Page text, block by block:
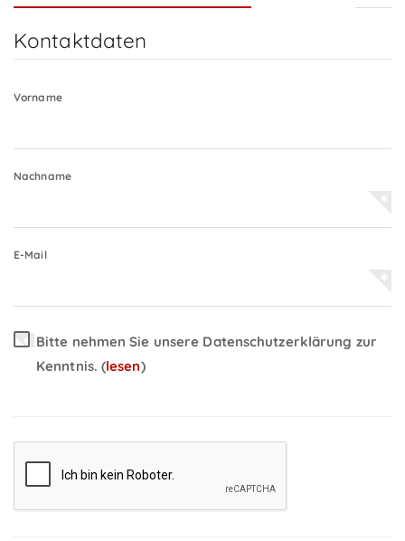
Kontaktdaten
Vorname
Nachname
E-Mail
Bitte nehmen Sie unsere Datenschutzerklärung zur
Kenntnis. (lesen)